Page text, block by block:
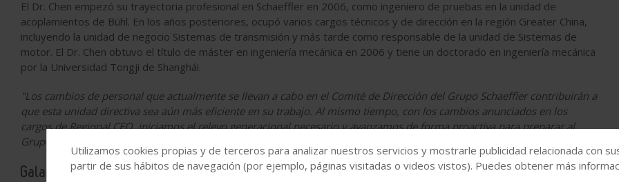
El Dr. Chen empezó su trayectoria profesional en Schaeffler en 2006, como ingeniero de pruebas en la unidad de
acoplamientos de Bühl. En los años posteriores, ocupó varios cargos técnicos y de dirección en la región Greater China,
incluyendo la unidad de negocio Sistemas de transmisión y más tarde como responsable de la unidad de Sistemas de
motor. El Dr. Chen obtuvo el título de máster en ingeniería mecánica en 2006 y tiene un doctorado en ingeniería mecánica
por la Universidad Tongji de Shanghái.
"Los cambios de personal que actualmente se llevan a cabo en el Comité de Dirección del Grupo Schaeffler contribuirán a
que esta unidad directiva sea aún más eficiente en su trabajo. Al mismo tiempo, con los cambios anunciados en los
cargos de Regional CEO, iniciamos el relevo generacional necesario y avanzamos de forma proactiva para preparar al
Grupo Schaeffler para los retos del futuro",
Galardón con el VDA Logistik Award para soluciones innovadoras de automatización en la
Utilizamos cookies propias y de terceros para analizar nuestros servicios y mostrarle publicidad relacionada con
partir de sus hábitos de navegación (por ejemplo, páginas visitadas o videos vistos). Puedes obtener más